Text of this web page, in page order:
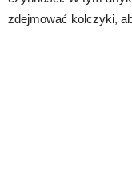
zdejmować kolczyki,